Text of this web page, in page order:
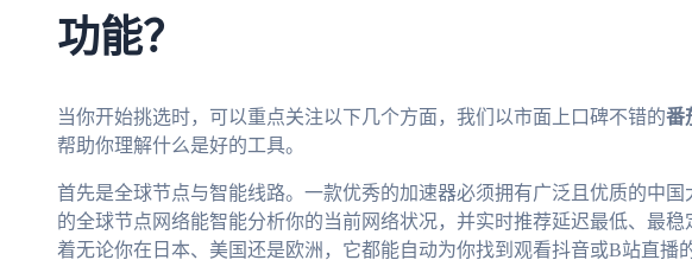
功能？
当你开始挑选时，可以重点关注以下几个方面，我们以市面上口碑不错的番
帮助你理解什么是好的工具。
首先是全球节点与智能线路。一款优秀的加速器必须拥有广泛且优质的中国
的全球节点网络能智能分析你的当前网络状况，并实时推荐延迟最低、最
着无论你在日本、美国还是欧洲，它都能自动为你找到观看抖音或B站直播